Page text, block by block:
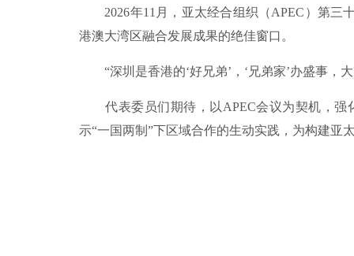
2026年11月，亚太经合组织（APEC）第三
港澳大湾区融合发展成果的绝佳窗口。
“深圳是香港的‘好兄弟’，‘兄弟家’办盛事，
代表委员们期待，以APEC会议为契机，强
示“一国两制”下区域合作的生动实践，为构建亚